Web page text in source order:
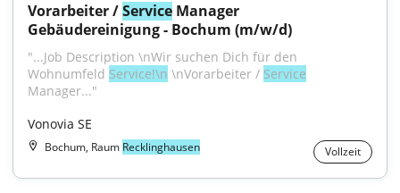
Vorarbeiter / Service Manager
Gebäudereinigung - Bochum (m/w/d)
"...Job Description \nWir suchen Dich für den
Wohnumfeld Service!\n \nVorarbeiter / Service
Manager..."
Vonovia SE
Bochum, Raum Recklinghausen Vollzeit